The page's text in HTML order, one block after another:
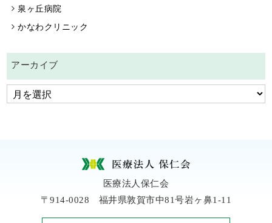
泉ヶ丘病院
かなわクリニック
アーカイブ
医療法人保仁会
〒914-0028 福井県敦賀市中81号岩ヶ鼻1-11